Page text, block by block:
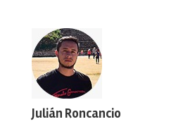
Julián Roncancio